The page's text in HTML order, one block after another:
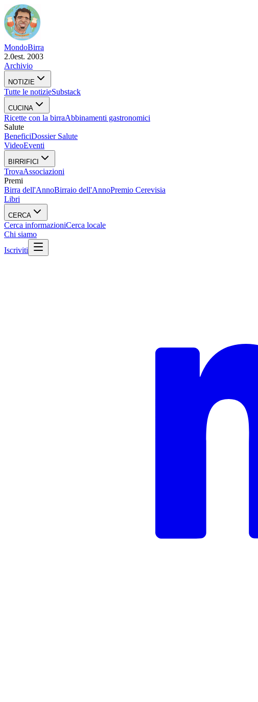
MondoBirra
2.0est. 2003
Archivio
NOTIZIE
Tutte le notizieSubstack
CUCINA
Ricette con la birraAbbinamenti gastronomici
Salute
BeneficiDossier Salute
VideoEventi
BIRRIFICI
TrovaAssociazioni
Premi
Birra dell'AnnoBirraio dell'AnnoPremio Cerevisia
Libri
CERCA
Cerca informazioniCerca locale
Chi siamo
Iscriviti